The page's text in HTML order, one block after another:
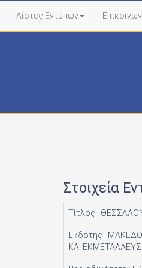
Λίστες Εντύπων
Στοιχεία
Τίτλος :
Εκδότης :
ΚΑΙ